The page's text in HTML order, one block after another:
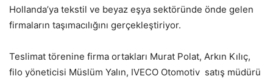
Hollanda’ya tekstil ve beyaz eşya sektöründe önde gelen
firmaların taşımacılığını gerçekleştiriyor.
Teslimat törenine firma ortakları Murat Polat, Arkın Kılıç,
filo yöneticisi Müslüm Yalın, IVECO Otomotiv satış müdürü